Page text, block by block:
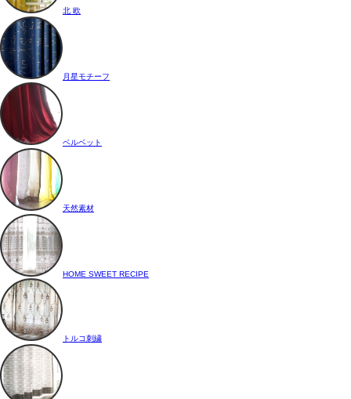
北 欧
月星モチーフ
ベルベット
天然素材
HOME SWEET RECIPE
トルコ刺繍